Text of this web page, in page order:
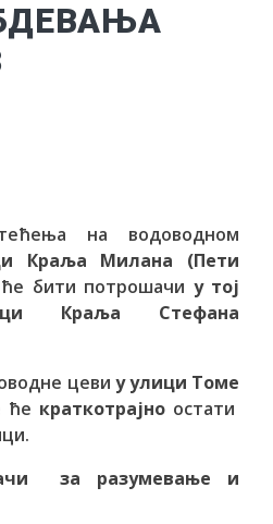
на водоводном
Краља Милана (Пети
бити потрошачи у тој
Краља Стефана
цеви у улици Томе
ће краткотрајноостати
за разумевање и